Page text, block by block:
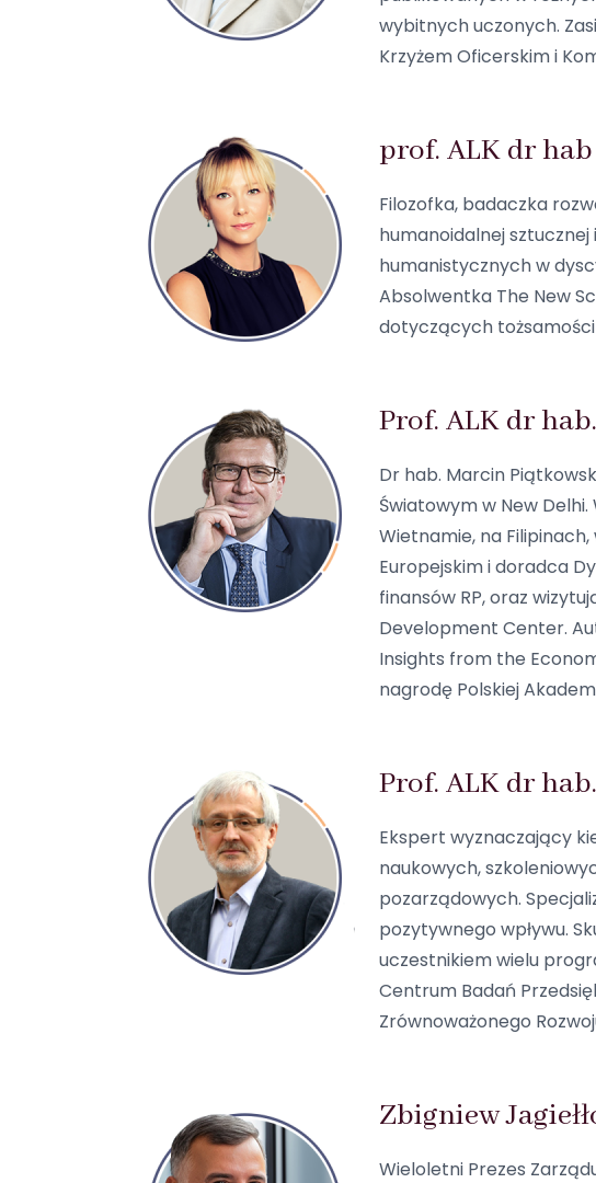
wybitnych uczonych.
Krzyżem Oficerskim i
prof. ALK dr
Filozofka, badaczka
humanoidalnej
humanistycznych w
Absolwentka The New
dotyczących tożsamości
Prof. ALK dr
Dr hab. Marcin
Światowym w New
Wietnamie, na
Europejskim i doradca
finansów RP, oraz
Development Center.
Insights from the
nagrodę Polskiej
Prof. ALK dr
Ekspert wyznaczający
naukowych,
pozarządowych.
pozytywnego wpływu.
uczestnikiem wielu
Centrum Badań
Zrównoważonego
Zbigniew
Wieloletni Prezes